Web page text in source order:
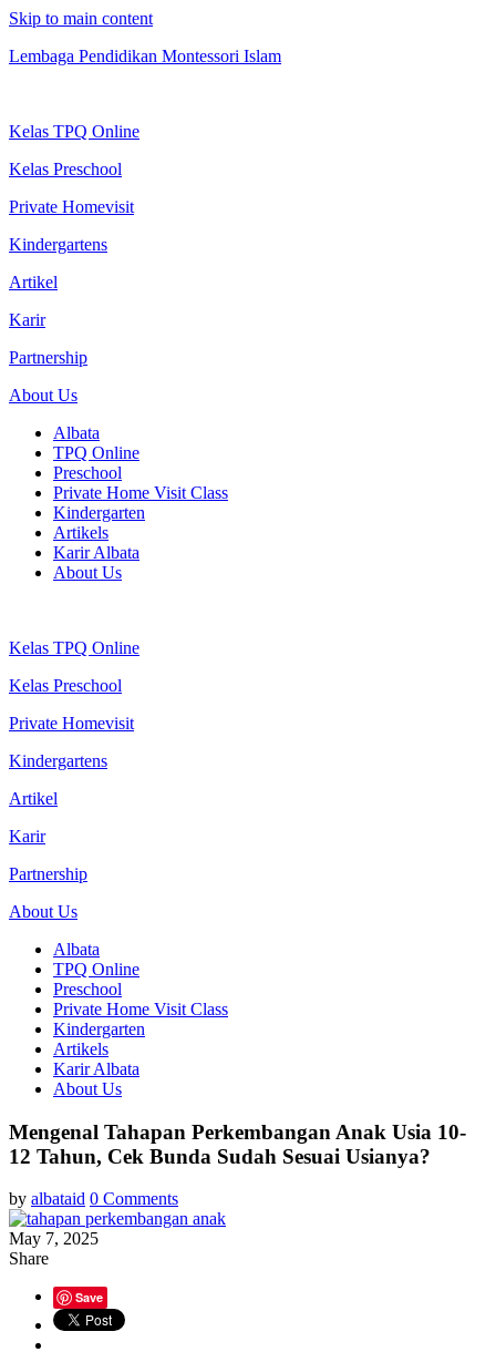
Skip to main content
Lembaga Pendidikan Montessori Islam
Kelas TPQ Online
Kelas Preschool
Private Homevisit
Kindergartens
Artikel
Karir
Partnership
About Us
Albata
TPQ Online
Preschool
Private Home Visit Class
Kindergarten
Artikels
Karir Albata
About Us
Kelas TPQ Online
Kelas Preschool
Private Homevisit
Kindergartens
Artikel
Karir
Partnership
About Us
Albata
TPQ Online
Preschool
Private Home Visit Class
Kindergarten
Artikels
Karir Albata
About Us
Mengenal Tahapan Perkembangan Anak Usia 10-
12 Tahun, Cek Bunda Sudah Sesuai Usianya?
by albataid 0 Comments
May 7, 2025
Share
Save